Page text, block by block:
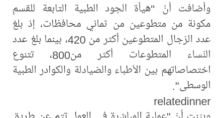
وأضافت أنّ "هيأة الجود الطبية التابعة للقسم
مكونة من متطوعين من ثماني محافظات، إذ بلغ
عدد الرّجال المتطوعين أكثر من 420، بينما بلغ عدد
النّساء المتطوعات أكثر من800، تتنوع
اختصاصاتهم بين الأطباء والصّيادلة والكوادر الطبية
الوسطى".
relatedinner